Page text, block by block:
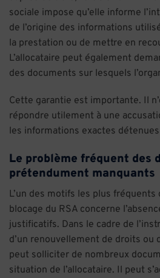
sociale impose qu’elle informe
de l’origine des informations
la prestation ou de mettre en
L’allocataire peut également
des documents sur lesquels
Cette garantie est importante. Il
répondre utilement à une
les informations exactes détenues
Le problème fréquent des
prétendument manquants
L’un des motifs les plus fréquents
blocage du RSA concerne
justificatifs. Dans le cadre de
d’un renouvellement de droits ou
peut solliciter de nombreux
situation de l’allocataire. Il peut